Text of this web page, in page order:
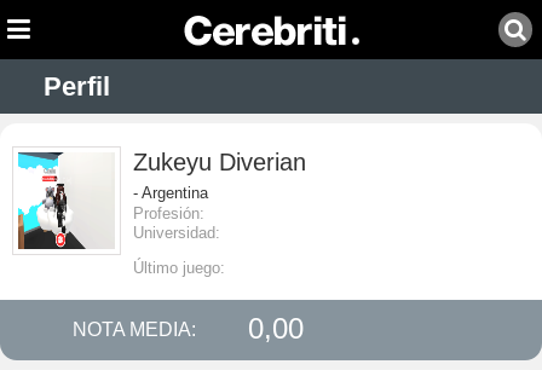
Perfil
Zukeyu Diverian
- Argentina
Profesión:
Universidad:
Último juego:
NOTA MEDIA: 0,00